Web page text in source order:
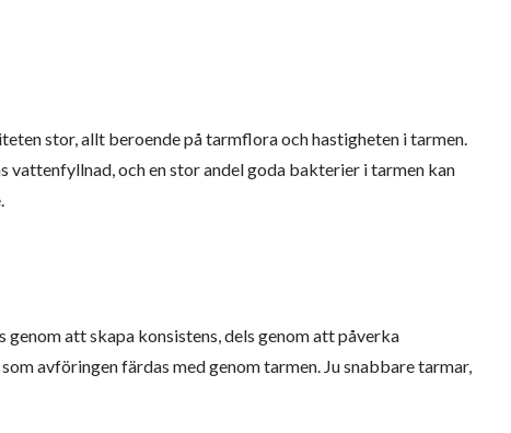
stor, allt beroende på tarmflora och hastigheten i tarmen.
och en stor andel goda bakterier i tarmen kan
att skapa konsistens, dels genom att påverka
avföringen färdas med genom tarmen. Ju snabbare tarmar,